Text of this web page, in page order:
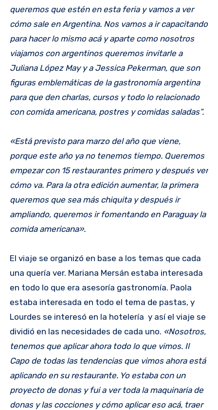
queremos que estén en esta feria y vamos a ver
cómo sale en Argentina. Nos vamos a ir capacitando
para hacer lo mismo acá y aparte como nosotros
viajamos con argentinos queremos invitarle a
Juliana López May y a Jessica Pekerman, que son
figuras emblemáticas de la gastronomía argentina
para que den charlas, cursos y todo lo relacionado
con comida americana, postres y comidas saladas”.
«Está previsto para marzo del año que viene,
porque este año ya no tenemos tiempo. Queremos
empezar con 15 restaurantes primero y después ver
cómo va. Para la otra edición aumentar, la primera
queremos que sea más chiquita y después ir
ampliando, queremos ir fomentando en Paraguay la
comida americana».
El viaje se organizó en base a los temas que cada
una quería ver. Mariana Mersán estaba interesada
en todo lo que era asesoría gastronomía. Paola
estaba interesada en todo el tema de pastas, y
Lourdes se interesó en la hotelería y así el viaje se
dividió en las necesidades de cada uno. «Nosotros,
tenemos que aplicar ahora todo lo que vimos. Il
Capo de todas las tendencias que vimos ahora está
aplicando en su restaurante. Yo estaba con un
proyecto de donas y fui a ver toda la maquinaria de
donas y las cocciones y cómo aplicar eso acá, traer